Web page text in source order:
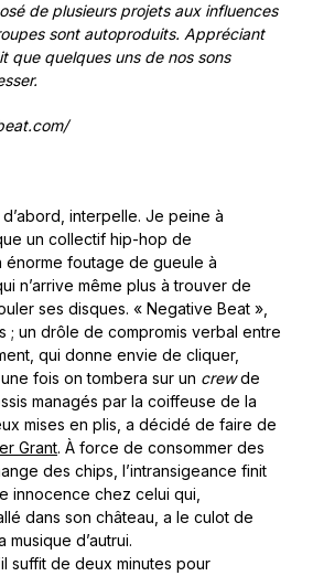
de plusieurs projets aux influences
sont autoproduits. Appréciant
que quelques uns de nos sons
interpelle. Je peine à
un collectif hip-hop de
énorme foutage de gueule à
n’arrive même plus à trouver de
ses disques. « Negative Beat »,
; un drôle de compromis verbal entre
qui donne envie de cliquer,
fois on tombera sur un crewde
managés par la coiffeuse de la
mises en plis, a décidé de faire de
Grant. À force de consommer des
des chips, l’intransigeance finit
innocence chez celui qui,
dans son château, a le culot de
d’autrui.
suffit de deux minutes pour